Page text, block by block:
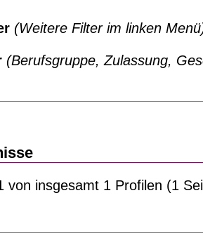
(Weitere Filter im linken
(Berufsgruppe, Zulassung,
von insgesamt 1 Profilen (1